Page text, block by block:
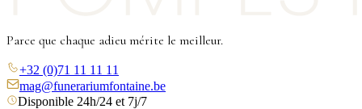
Parce que chaque adieu mérite le meilleur.
+32 (0)71 11 11 11
mag@funerariumfontaine.be
Disponible 24h/24 et 7j/7